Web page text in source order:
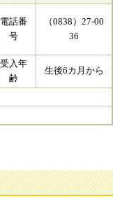
電話番
号
（0838）27-00
36
受入年
齢
生後6カ月から